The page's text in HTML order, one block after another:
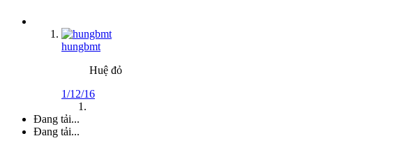
hungbmt
Huệ đỏ
1/12/16
Đang tải...
Đang tải...